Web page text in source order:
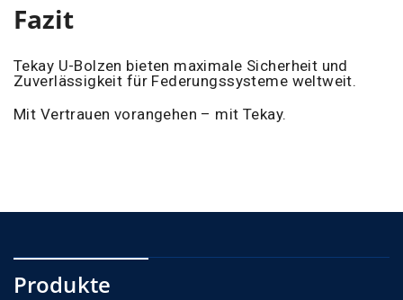
Fazit
Tekay U-Bolzen bieten maximale Sicherheit und
Zuverlässigkeit für Federungssysteme weltweit.
Mit Vertrauen vorangehen – mit Tekay.
Produkte